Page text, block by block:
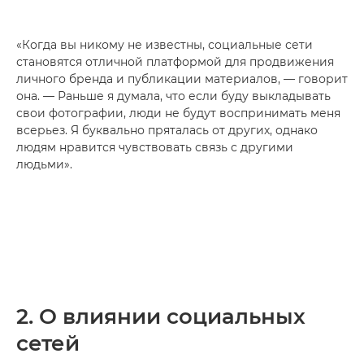
«Когда вы никому не известны, социальные сети
становятся отличной платформой для продвижения
личного бренда и публикации материалов, — говорит
она. — Раньше я думала, что если буду выкладывать
свои фотографии, люди не будут воспринимать меня
всерьез. Я буквально пряталась от других, однако
людям нравится чувствовать связь с другими
людьми».
2. О влиянии социальных
сетей